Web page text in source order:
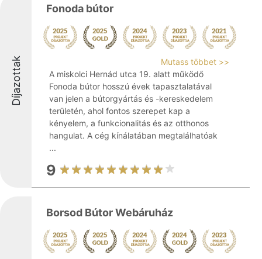
Díjazottak
Fonoda bútor
Mutass többet >>
A miskolci Hernád utca 19. alatt működő
Fonoda bútor hosszú évek tapasztalatával
van jelen a bútorgyártás és -kereskedelem
területén, ahol fontos szerepet kap a
kényelem, a funkcionalitás és az otthonos
hangulat. A cég kínálatában megtalálhatóak
...
9
Borsod Bútor Webáruház